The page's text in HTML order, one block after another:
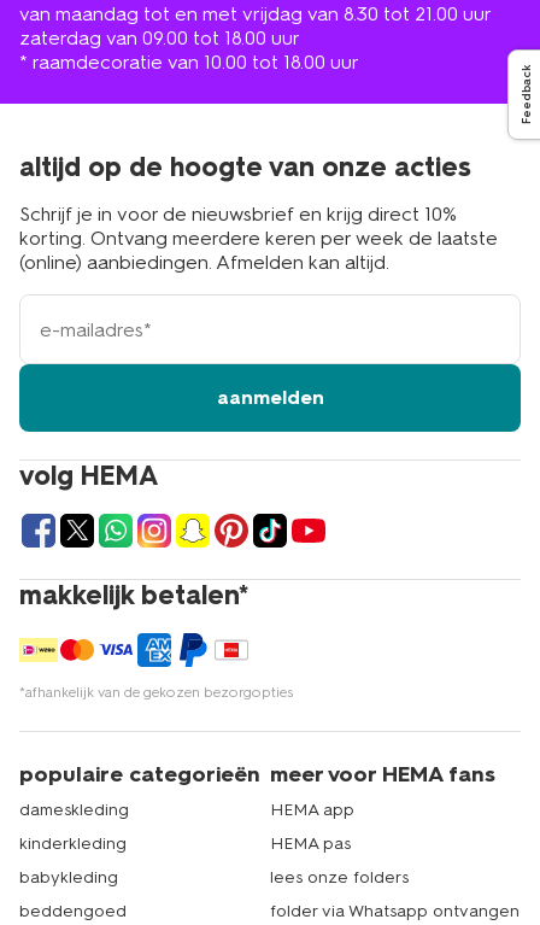
Feedback
van maandag tot en met vrijdag van 8.30 tot 21.00 uur
zaterdag van 09.00 tot 18.00 uur
* raamdecoratie van 10.00 tot 18.00 uur
volg HEMA
makkelijk betalen*
*afhankelijk van de gekozen bezorgopties
altijd op de hoogte van onze acties
Schrijf je in voor de nieuwsbrief en krijg direct 10%
korting. Ontvang meerdere keren per week de laatste
(online) aanbiedingen. Afmelden kan altijd.
e-
mailadres
aanmelden
populaire categorieën
dameskleding
kinderkleding
babykleding
beddengoed
meer voor HEMA fans
HEMA app
HEMA pas
lees onze folders
folder via Whatsapp ontvangen